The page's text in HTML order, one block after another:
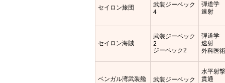
セイロン旅団
武装ジーベック
4
弾道学
速射
セイロン海賊
武装ジーベック
2
ジーベック2
弾道学
速射
外科医
ベンガル湾武装艦
武装ジーベック
水平射
貫通